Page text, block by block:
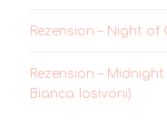
Rezension – Night of
Rezension –
Bianca Iosivoni)